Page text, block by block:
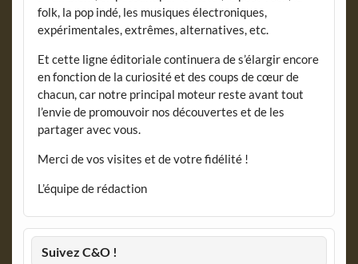
folk, la pop indé, les musiques électroniques,
expérimentales, extrêmes, alternatives, etc.
Et cette ligne éditoriale continuera de s’élargir encore
en fonction de la curiosité et des coups de cœur de
chacun, car notre principal moteur reste avant tout
l’envie de promouvoir nos découvertes et de les
partager avec vous.
Merci de vos visites et de votre fidélité !
L’équipe de rédaction
Suivez C&O !